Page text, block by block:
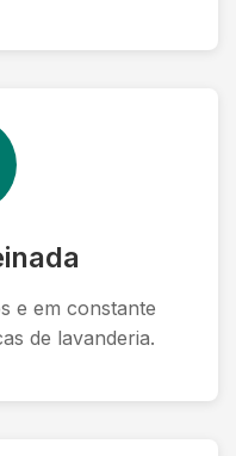
e em constante
de lavanderia.